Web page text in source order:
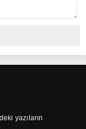
yazıların